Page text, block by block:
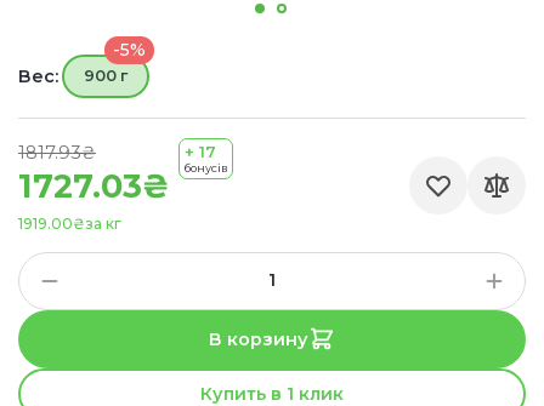
1727.03₴
1817.93₴
за кг
1919.00₴
+ 17
бонусів
Вес:
-5%
900 г
В корзину
Купить в 1 клик